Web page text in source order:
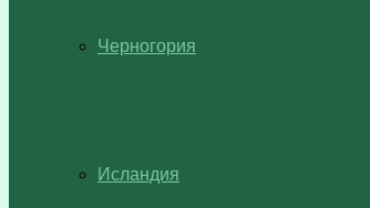
Черногория
Исландия